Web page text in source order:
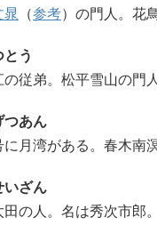
晁 （参考）の門人。花
う
従弟。松平雪山の門
あん
月湾がある。春木南
ざん
の人。名は秀次市郎